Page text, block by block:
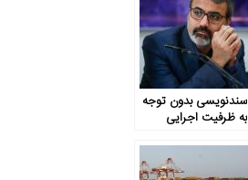
سندنویسی بدون توجه
به ظرفیت اجرایی